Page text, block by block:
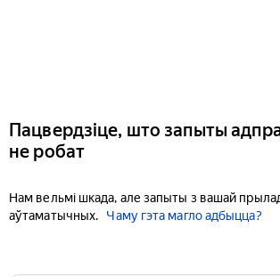
Пацвердзіце, што запыты
не робат
Нам вельмі шкада, але запыты з вашай
аўтаматычных.
Чаму гэта магло адбыцца?